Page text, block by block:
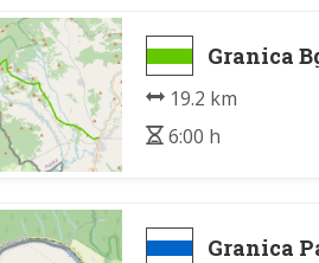
Granica
19.2 km
6:00 h
Granica